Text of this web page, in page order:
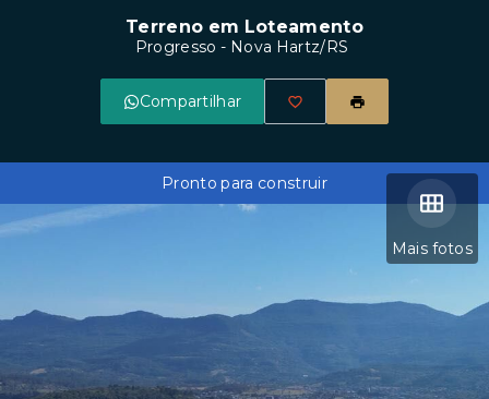
Terreno em Loteamento
Progresso - Nova Hartz/RS
Compartilhar
Mais fotos
Pronto para construir